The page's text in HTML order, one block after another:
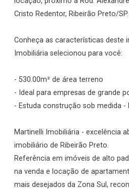
Cristo Redentor, Ribeirão Preto/SP.
Conheça as características deste
Imobiliária selecionou para você:
- 530.00m² de área terreno
- Ideal para empresas de grande
- Estuda construção sob medida -
Martinelli Imobiliária - excelência
imobiliário de Ribeirão Preto.
Referência em imóveis de alto
na venda e locação de
mais desejados da Zona Sul,